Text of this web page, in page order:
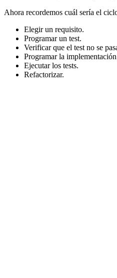
Ahora recordemos cuál sería el
Elegir un requisito.
Programar un test.
Verificar que el test no se
Programar la
Ejecutar los tests.
Refactorizar.